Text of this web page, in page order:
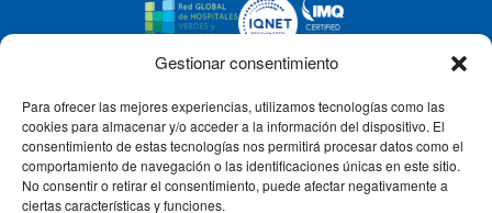
Gestionar consentimiento
Para ofrecer las mejores experiencias, utilizamos tecnologías como las
cookies para almacenar y/o acceder a la información del dispositivo. El
consentimiento de estas tecnologías nos permitirá procesar datos como el
comportamiento de navegación o las identificaciones únicas en este sitio.
No consentir o retirar el consentimiento, puede afectar negativamente a
ciertas características y funciones.
CLÍNICA CEMTRO
QUIÉNES SOMOS